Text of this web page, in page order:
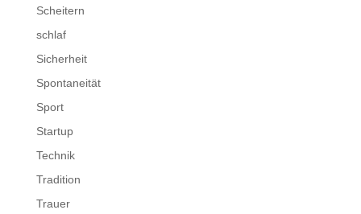
Scheitern
schlaf
Sicherheit
Spontaneität
Sport
Startup
Technik
Tradition
Trauer